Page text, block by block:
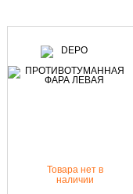
Товара нет в
наличии